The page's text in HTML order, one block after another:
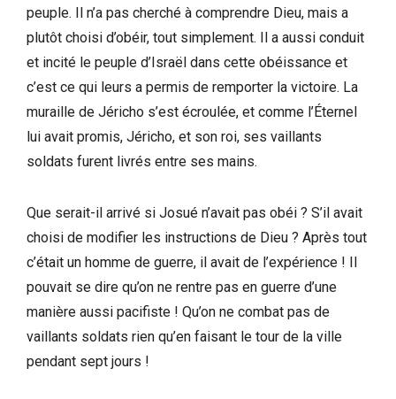
peuple. Il n’a pas cherché à comprendre Dieu, mais a
plutôt choisi d’obéir, tout simplement. Il a aussi conduit
et incité le peuple d’Israël dans cette obéissance et
c’est ce qui leurs a permis de remporter la victoire. La
muraille de Jéricho s’est écroulée, et comme l’Éternel
lui avait promis, Jéricho, et son roi, ses vaillants
soldats furent livrés entre ses mains.
Que serait-il arrivé si Josué n’avait pas obéi ? S’il avait
choisi de modifier les instructions de Dieu ? Après tout
c’était un homme de guerre, il avait de l’expérience ! Il
pouvait se dire qu’on ne rentre pas en guerre d’une
manière aussi pacifiste ! Qu’on ne combat pas de
vaillants soldats rien qu’en faisant le tour de la ville
pendant sept jours !